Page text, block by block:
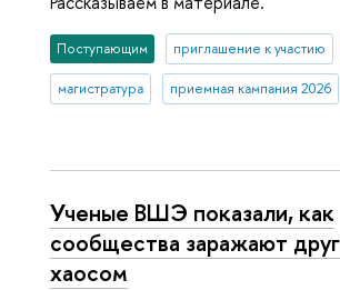
Поступающим приглашение к участию
магистратура приемная кампания 2026
Ученые ВШЭ показали, как
сообщества заражают
хаосом